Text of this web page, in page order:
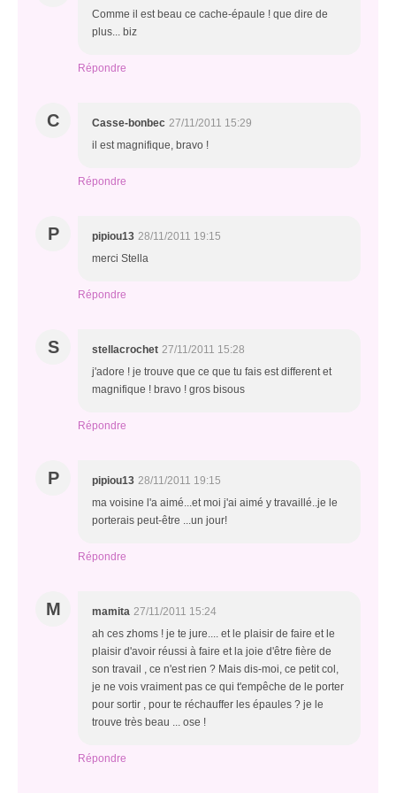
Comme il est beau ce cache-épaule ! que dire de
plus... biz
Répondre
C Casse-bonbec 27/11/2011 15:29
il est magnifique, bravo !
Répondre
P pipiou13 28/11/2011 19:15
merci Stella
Répondre
S stellacrochet 27/11/2011 15:28
j'adore ! je trouve que ce que tu fais est different et
magnifique ! bravo ! gros bisous
Répondre
P pipiou13 28/11/2011 19:15
ma voisine l'a aimé...et moi j'ai aimé y travaillé..je le
porterais peut-être ...un jour!
Répondre
M mamita 27/11/2011 15:24
ah ces zhoms ! je te jure.... et le plaisir de faire et le
plaisir d'avoir réussi à faire et la joie d'être fière de
son travail , ce n'est rien ? Mais dis-moi, ce petit col,
je ne vois vraiment pas ce qui t'empêche de le porter
pour sortir , pour te réchauffer les épaules ? je le
trouve très beau ... ose !
Répondre